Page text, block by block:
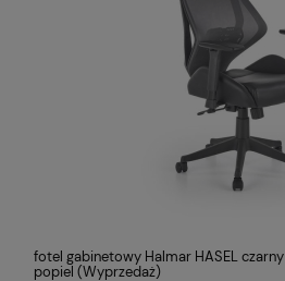
fotel gabinetowy Halmar HASEL czarny
popiel (Wyprzedaż)